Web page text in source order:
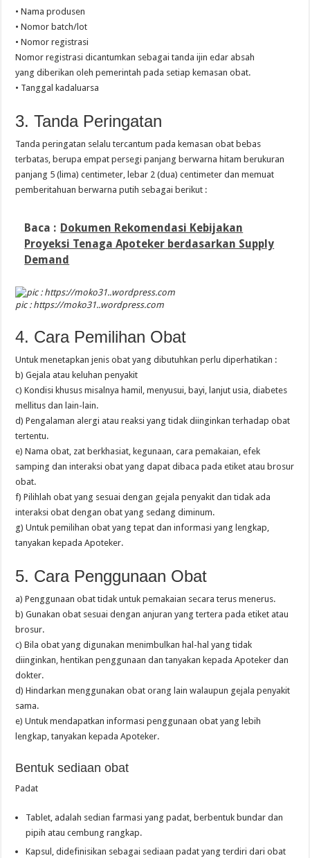
• Nama produsen
• Nomor batch/lot
• Nomor registrasi
Nomor registrasi dicantumkan sebagai tanda ijin edar absah
yang diberikan oleh pemerintah pada setiap kemasan obat.
• Tanggal kadaluarsa
3. Tanda Peringatan
Tanda peringatan selalu tercantum pada kemasan obat bebas
terbatas, berupa empat persegi panjang berwarna hitam berukuran
panjang 5 (lima) centimeter, lebar 2 (dua) centimeter dan memuat
pemberitahuan berwarna putih sebagai berikut :
Baca : Dokumen Rekomendasi Kebijakan
Proyeksi Tenaga Apoteker berdasarkan Supply
Demand
pic : https://moko31..wordpress.com
4. Cara Pemilihan Obat
Untuk menetapkan jenis obat yang dibutuhkan perlu diperhatikan :
b) Gejala atau keluhan penyakit
c) Kondisi khusus misalnya hamil, menyusui, bayi, lanjut usia, diabetes
mellitus dan lain-lain.
d) Pengalaman alergi atau reaksi yang tidak diinginkan terhadap obat
tertentu.
e) Nama obat, zat berkhasiat, kegunaan, cara pemakaian, efek
samping dan interaksi obat yang dapat dibaca pada etiket atau brosur
obat.
f) Pilihlah obat yang sesuai dengan gejala penyakit dan tidak ada
interaksi obat dengan obat yang sedang diminum.
g) Untuk pemilihan obat yang tepat dan informasi yang lengkap,
tanyakan kepada Apoteker.
5. Cara Penggunaan Obat
a) Penggunaan obat tidak untuk pemakaian secara terus menerus.
b) Gunakan obat sesuai dengan anjuran yang tertera pada etiket atau
brosur.
c) Bila obat yang digunakan menimbulkan hal-hal yang tidak
diinginkan, hentikan penggunaan dan tanyakan kepada Apoteker dan
dokter.
d) Hindarkan menggunakan obat orang lain walaupun gejala penyakit
sama.
e) Untuk mendapatkan informasi penggunaan obat yang lebih
lengkap, tanyakan kepada Apoteker.
Bentuk sediaan obat
Padat
Tablet, adalah sedian farmasi yang padat, berbentuk bundar dan
pipih atau cembung rangkap.
Kapsul, didefinisikan sebagai sediaan padat yang terdiri dari obat